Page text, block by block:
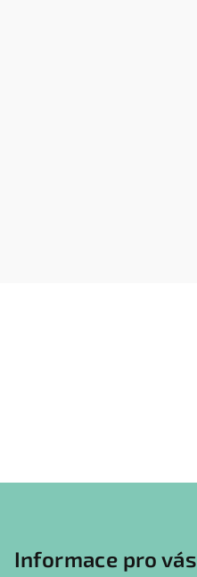
Informace pro vás